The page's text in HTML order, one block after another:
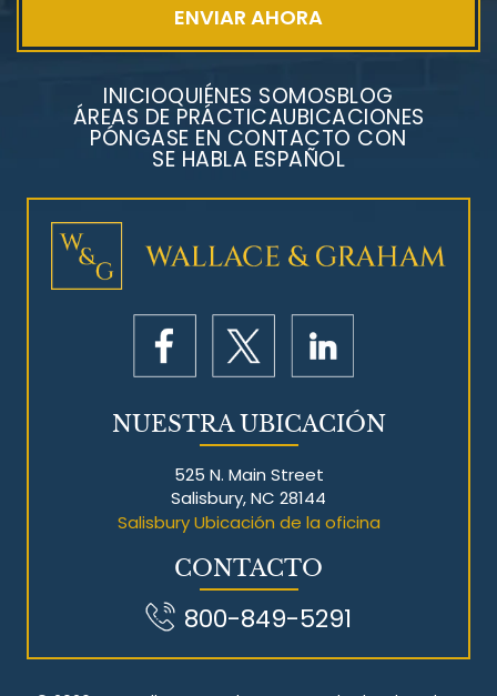
INICIOQUIÉNES SOMOSBLOG
ÁREAS DE PRÁCTICAUBICACIONES
PÓNGASE EN CONTACTO CON
SE HABLA ESPAÑOL
NUESTRA UBICACIÓN
525 N. Main Street
Salisbury, NC 28144
Salisbury Ubicación de la oficina
CONTACTO
800-849-5291